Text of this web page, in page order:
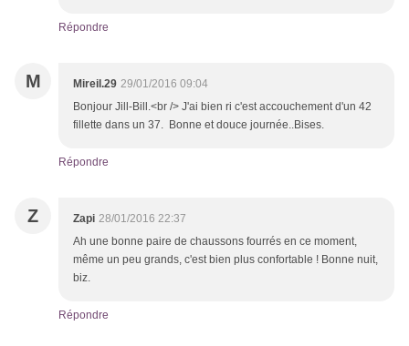
Répondre
M Mireil.29 29/01/2016 09:04
Bonjour Jill-Bill.<br /> J'ai bien ri c'est accouchement d'un 42
fillette dans un 37. Bonne et douce journée..Bises.
Répondre
Z Zapi 28/01/2016 22:37
Ah une bonne paire de chaussons fourrés en ce moment,
même un peu grands, c'est bien plus confortable ! Bonne nuit,
biz.
Répondre